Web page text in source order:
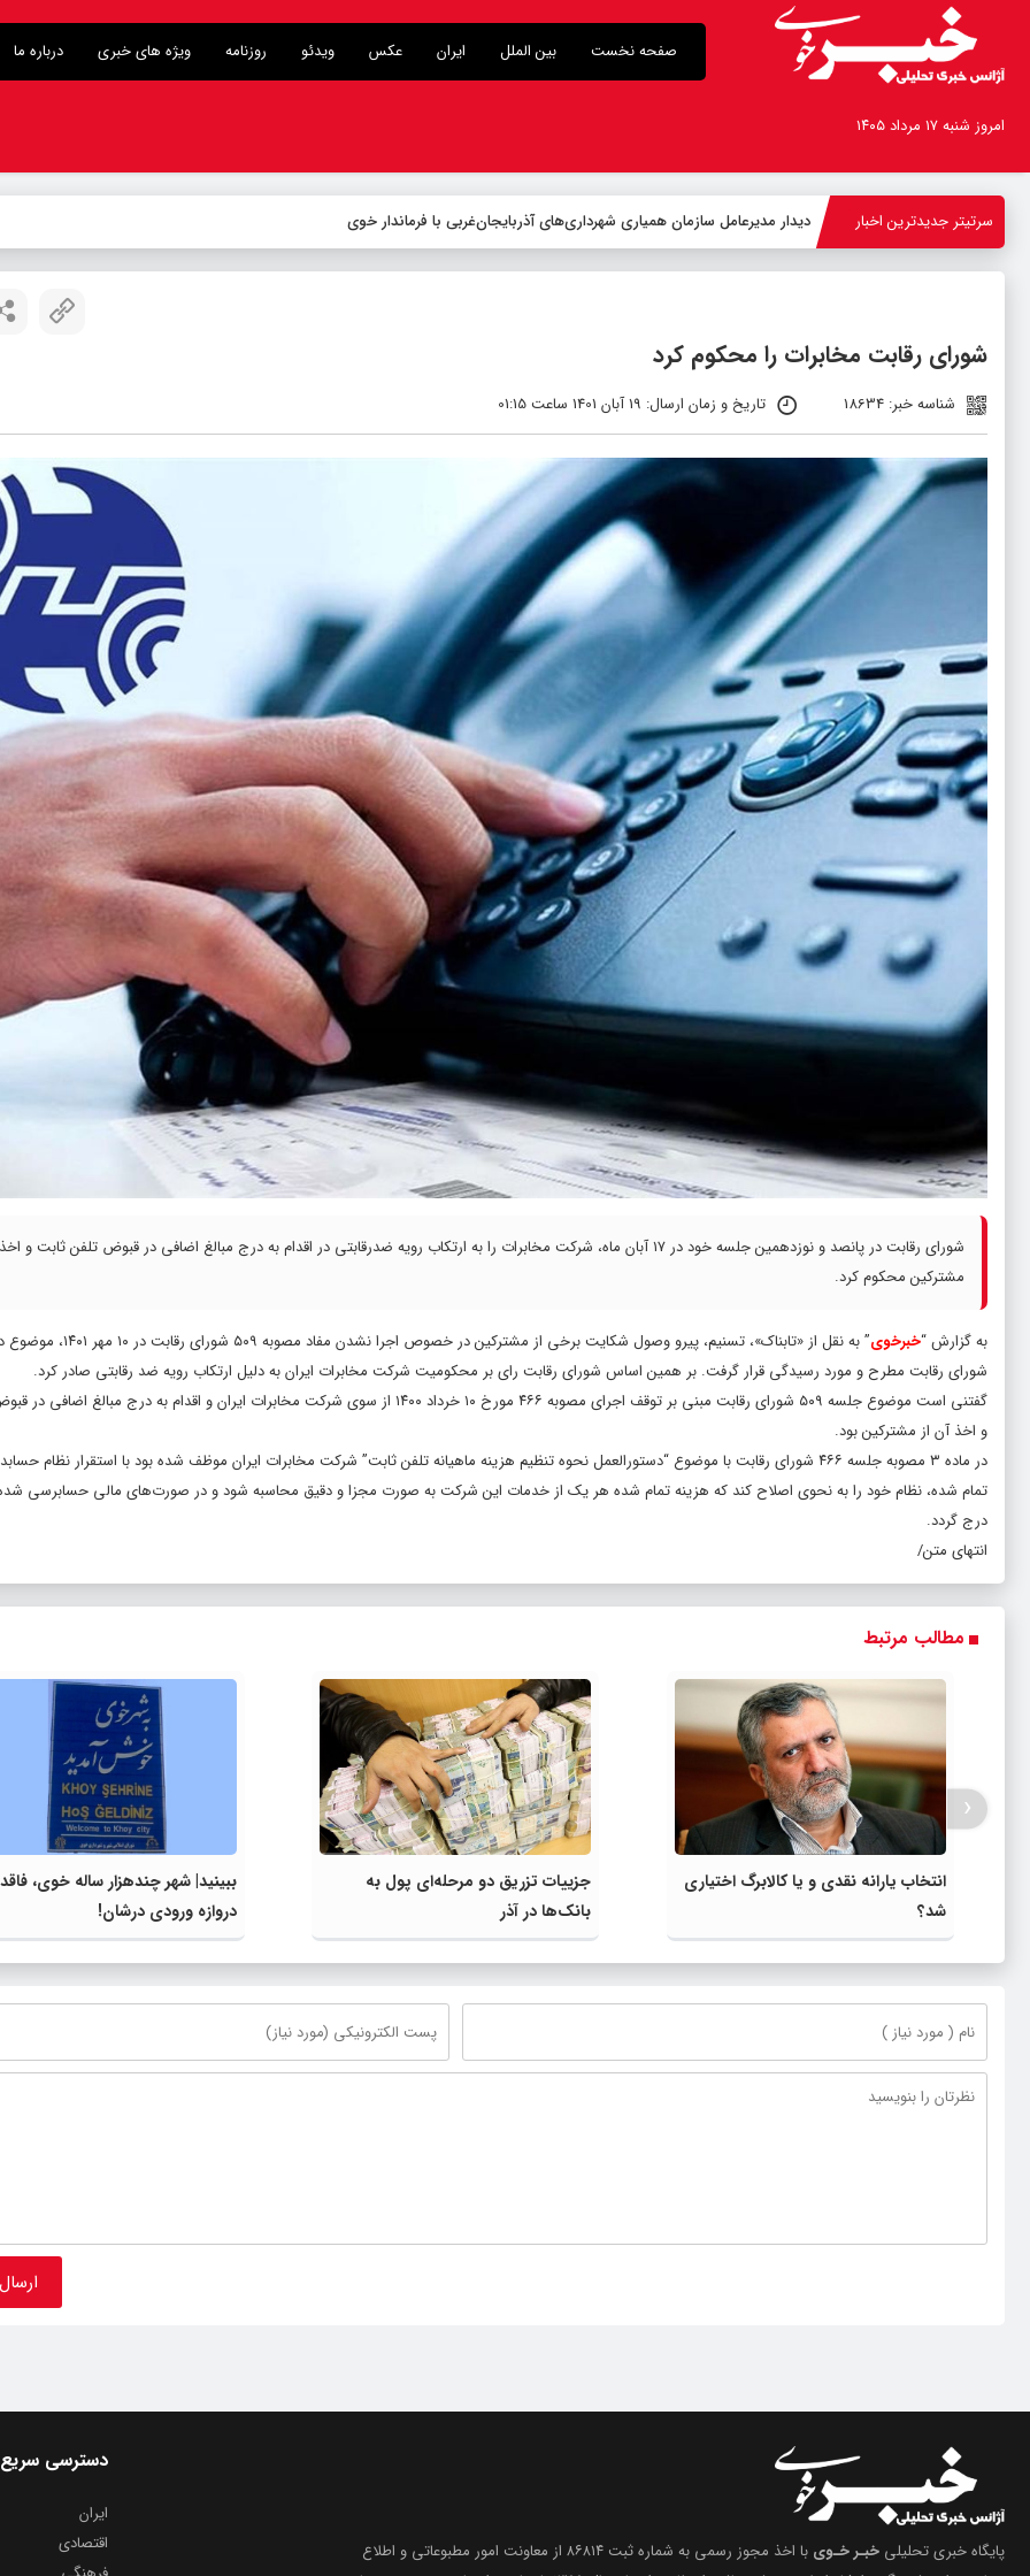
صفحه نخست بین الملل ایران عکس ویدئو روزنامه ویژه های خبری درباره ما
امروز شنبه ۱۷ مرداد ۱۴۰۵
سرتیتر جدیدترین اخبار -
شورای رقابت مخابرات را محکوم کرد
شناسه خبر: 18634 تاریخ و زمان ارسال: 19 آبان 1401 ساعت 01:15
شورای رقابت در پانصد و نوزدهمین جلسه خود در ۱۷ آبان ماه، شرکت مخابرات را به ارتکاب رویه ضدرقابتی در اقدام به درج مبالغ اضافی در قبوض تلفن ثابت و
مشترکین محکوم کرد.
به گزارش “خبرخوی
شورای رقابت مطرح و مورد رسیدگی قرار گرفت. بر همین اساس شورای رقابت رای بر محکومیت شرکت مخابرات ایران به دلیل ارتکاب رویه ضد رقابتی صادر کرد.
گفتنی است موضوع جلسه ۵۰۹ شورای رقابت مبنی بر توقف اجرای مصوبه ۴۶۶ مورخ ۱۰ خرداد ۱۴۰۰ از سوی شرکت مخابرات ایران و اقدام به درج
و اخذ آن از مشترکین بود.
در ماده ۳ مصوبه جلسه ۴۶۶ شورای رقابت با موضوع “دستورالعمل نحوه تنظیم هزینه ماهیانه تلفن ثابت” شرکت مخابرات ایران موظف شده بود با استقرار نظام
تمام شده، نظام خود را به نحوی اصلاح کند که هزینه تمام شده هر یک از خدمات این شرکت به صورت مجزا و دقیق محاسبه شود و در صورت‌های مالی حسابرسی
درج گردد.
انتهای متن/
مطالب مرتبط
انتخاب یارانه نقدی و یا کالابرگ اختیاری
شد؟
جزییات تزریق دو مرحله‌ای پول به
بانک‌ها در آذر
ببینید| شهر چندهزار ساله خوی، فاقد
دروازه ورودی درشان!
‹
پایگاه خبری تحلیلی خبـر خـوی
با اخذ مجوز رسمی به شماره ثبت ۸۶۸۱۴ از معاونت امور مطبوعاتی و اطلاع
دسترسی سریع
ایران
اقتصادی